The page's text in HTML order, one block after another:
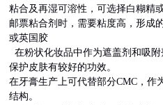
粘合及再湿可溶性，可选择白糊精
邮票粘合剂时，需要粘度高，形成
或英国胶
在粉状化妆品中作为遮盖剂和吸
保护皮肤有较好的功效。
在牙膏生产上可代替部分CMC，作
结构。